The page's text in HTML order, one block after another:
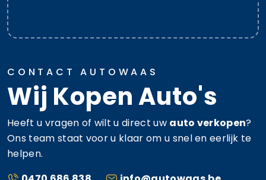
CONTACT AUTOWAAS
Wij Kopen Auto's
Heeft u vragen of wilt u direct uw auto verkopen?
Ons team staat voor u klaar om u snel en eerlijk te
helpen.